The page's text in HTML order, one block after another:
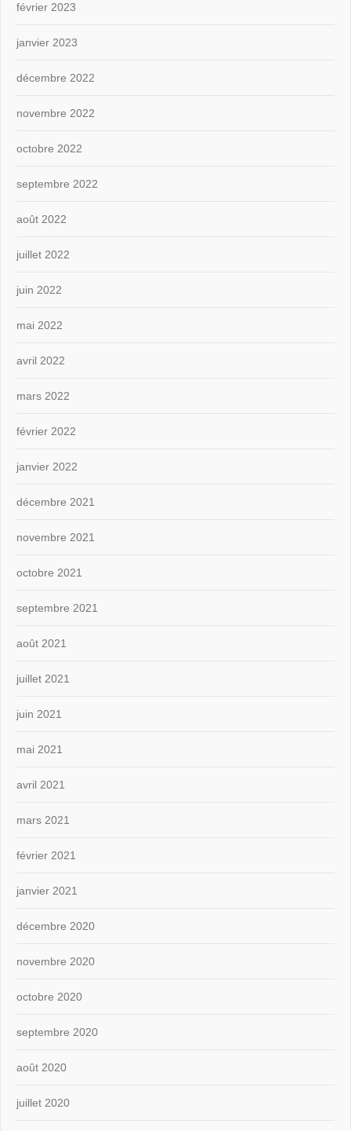
février 2023
janvier 2023
décembre 2022
novembre 2022
octobre 2022
septembre 2022
août 2022
juillet 2022
juin 2022
mai 2022
avril 2022
mars 2022
février 2022
janvier 2022
décembre 2021
novembre 2021
octobre 2021
septembre 2021
août 2021
juillet 2021
juin 2021
mai 2021
avril 2021
mars 2021
février 2021
janvier 2021
décembre 2020
novembre 2020
octobre 2020
septembre 2020
août 2020
juillet 2020